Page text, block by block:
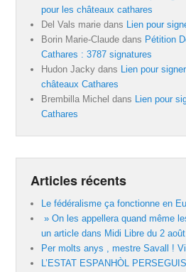
pour les châteaux cathares
Del Vals marie dans Lien pour
Borin Marie-Claude dans Pétition
Cathares : 3787 signatures
Hudon Jacky dans Lien pour
châteaux Cathares
Brembilla Michel dans Lien pour
Cathares
Articles récents
Le fédéralisme ça fonctionne en
» On les appellera quand même
un article dans Midi Libre du 2 août
Per molts anys , mestre Savall !
L’ESTAT ESPANHÒL